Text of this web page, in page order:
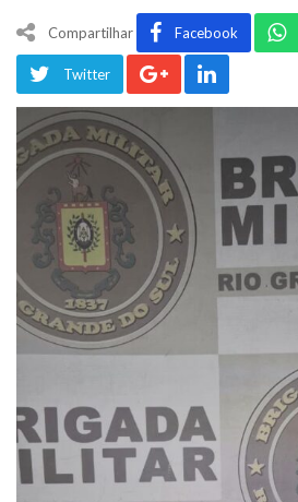
Compartilhar Facebook
Twitter